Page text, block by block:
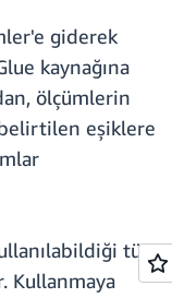
giderek
kaynağına
ölçümlerin
eşiklere
tüm
Kullanmaya